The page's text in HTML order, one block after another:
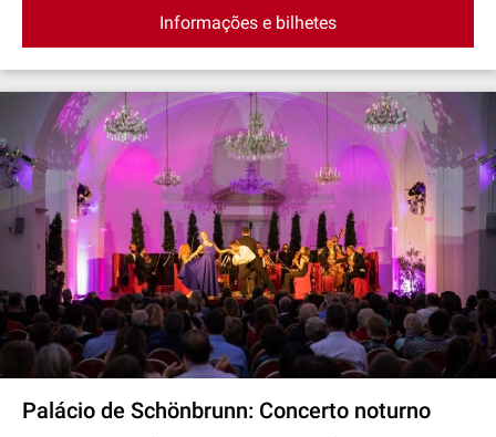
Informações e bilhetes
Palácio de Schönbrunn: Concerto noturno